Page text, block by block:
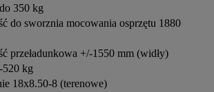
350 kg
do sworznia mocowania osprzętu 1880
przeładunkowa +/-1550 mm (widły)
520 kg
18x8.50-8 (terenowe)